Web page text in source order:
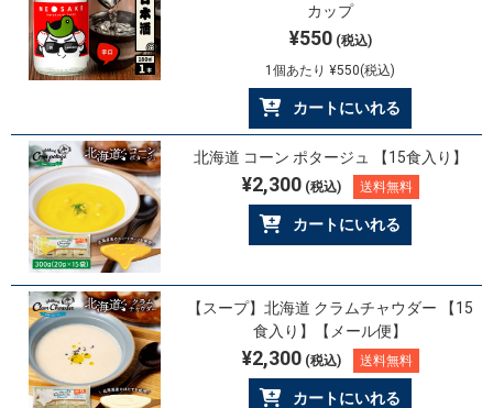
カップ
¥550(税込)
1個あたり ¥550(税込)
カートにいれる
北海道 コーン ポタージュ 【15食入り】
¥2,300(税込) 送料無料
カートにいれる
【スープ】北海道 クラムチャウダー 【15
食入り】【メール便】
¥2,300(税込) 送料無料
カートにいれる